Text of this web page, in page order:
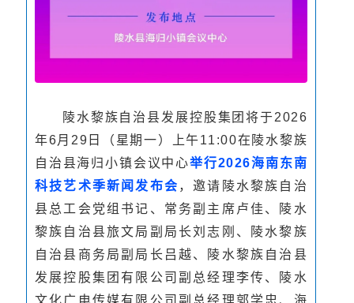
陵水黎族自治县发展控股集团将于2026
年6月29日（星期一）上午11:00在陵水黎族
自治县海归小镇会议中心举行2026海南东南
科技艺术季新闻发布会 ，邀请陵水黎族自治
县总工会党组书记、常务副主席卢佳、
陵水
黎族自治县旅文局副局长刘志刚 、
陵水黎族
自治县商务局副局长吕越、陵水黎族自治县
发展控股集团有限公司副总经理李传、陵水
文化广电传媒有限公司副总经理郭学忠、海